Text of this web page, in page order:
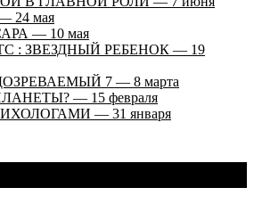
24 мая
— 10 мая
: ЗВЕЗДНЫЙ РЕБЕНОК — 19
7 — 8 марта
— 15 февраля
— 31 января